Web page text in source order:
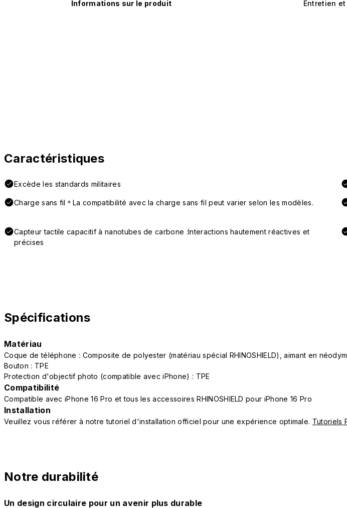
Informations sur le produit Entretien
Caractéristiques
Excède les standards militaires
Charge sans fil＊La compatibilité avec la charge sans fil peut varier selon les modèles.
Capteur tactile capacitif à nanotubes de carbone :Interactions hautement réactives et
précises
Spécifications
Matériau
Coque de téléphone : Composite de polyester (matériau spécial RHINOSHIELD), aimant en
Bouton : TPE
Protection d'objectif photo (compatible avec iPhone) : TPE
Compatibilité
Compatible avec iPhone 16 Pro et tous les accessoires RHINOSHIELD pour iPhone 16 Pro
Installation
Veuillez vous référer à notre tutoriel d'installation officiel pour une expérience optimale. Tutoriels
Notre durabilité
Un design circulaire pour un avenir plus durable